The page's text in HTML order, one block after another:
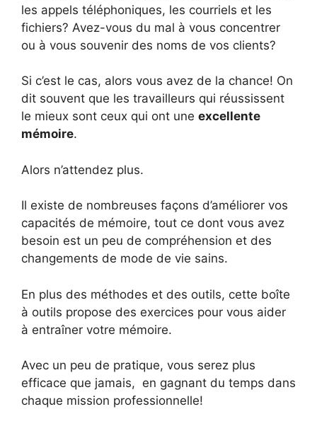
les appels téléphoniques, les courriels et les
fichiers? Avez-vous du mal à vous concentrer
ou à vous souvenir des noms de vos clients?
Si c’est le cas, alors vous avez de la chance! On
dit souvent que les travailleurs qui réussissent
le mieux sont ceux qui ont une excellente
mémoire.
Alors n’attendez plus.
Il existe de nombreuses façons d’améliorer vos
capacités de mémoire, tout ce dont vous avez
besoin est un peu de compréhension et des
changements de mode de vie sains.
En plus des méthodes et des outils, cette boîte
à outils propose des exercices pour vous aider
à entraîner votre mémoire.
Avec un peu de pratique, vous serez plus
efficace que jamais, en gagnant du temps dans
chaque mission professionnelle!